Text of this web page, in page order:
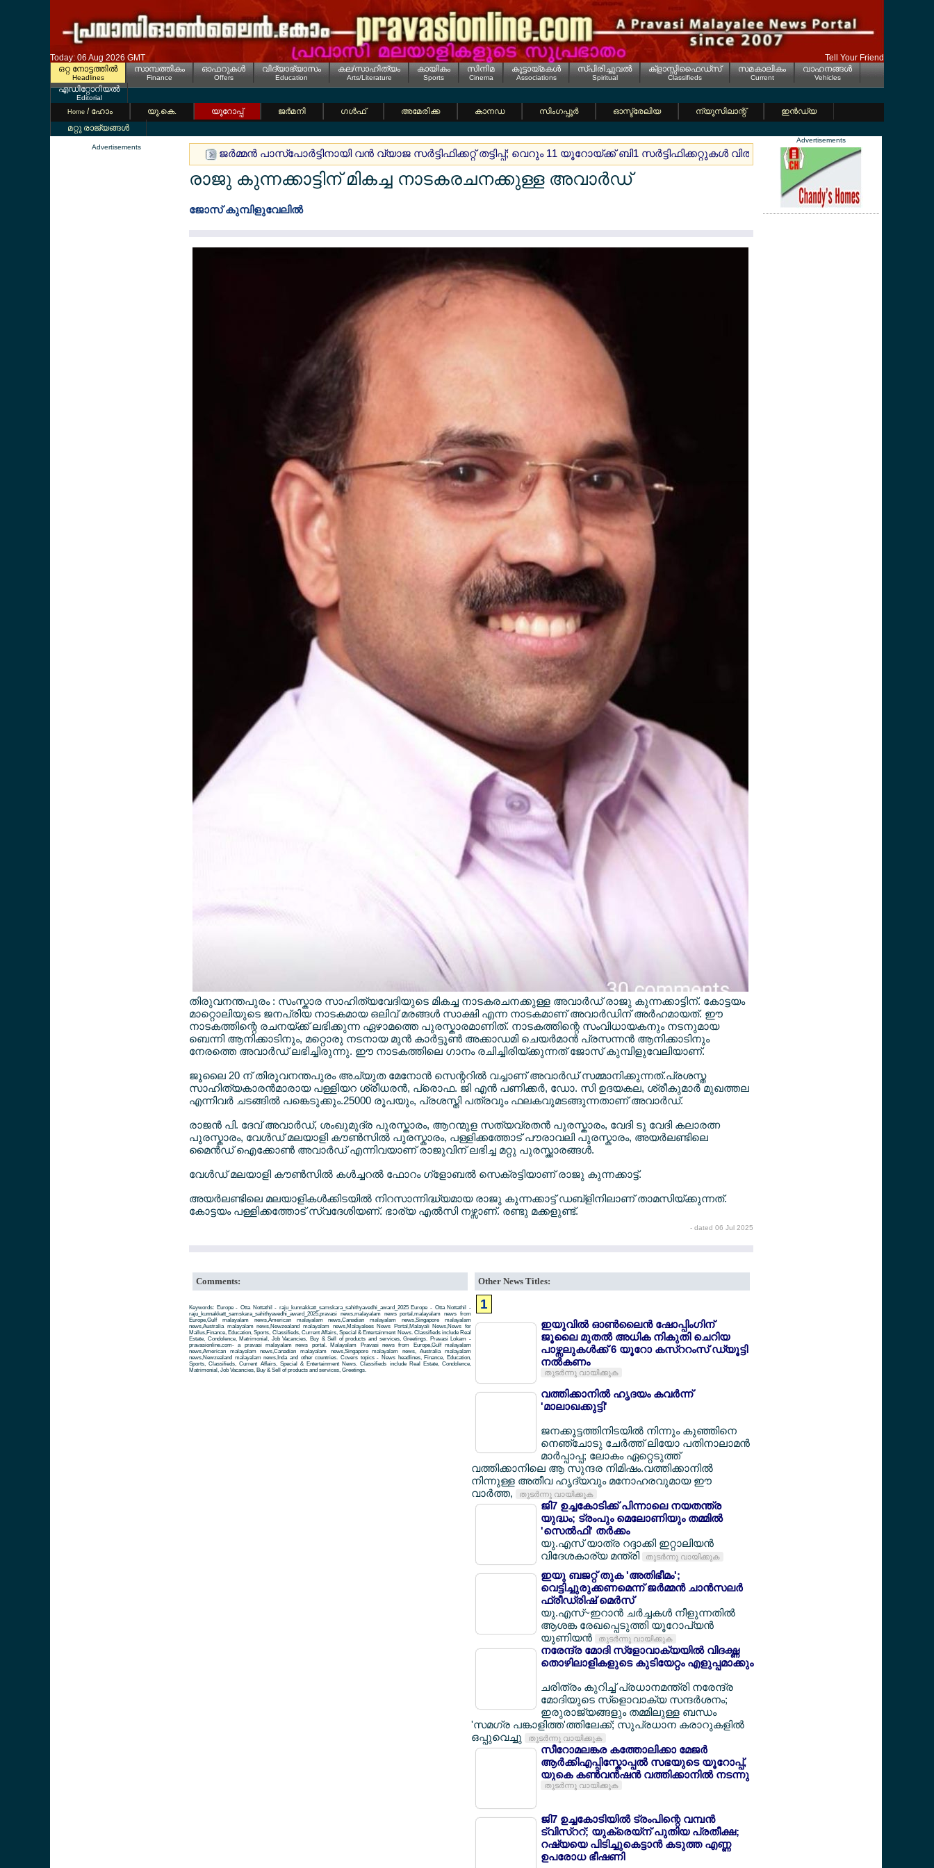
Today: 06 Aug 2026 GMT
Tell Your Friend
ഒറ്റ നോട്ടത്തില്‍
Headlines
സാമ്പത്തികം
Finance
ഓഫറുകള്‍
Offers
വിദ്യാഭ്യാസം
Education
കല/സാഹിത്യം
Arts/Literature
കായികം
Sports
സിനിമ
Cinema
കൂട്ടായ്മകള്‍
Associations
സ്പിരിച്ചുവല്‍
Spiritual
ക്ളാസ്സിഫൈഡ്സ്
Classifieds
സമകാലികം
Current
വാഹനങ്ങള്‍
Vehicles
എഡിറ്റോറിയല്‍
Editorial
Home / ഹോം യൂ.കെ. യൂറോപ്പ് ജര്‍മനി ഗള്‍ഫ് അമേരിക്ക കാനഡ സിംഗപ്പൂര്‍ ഓസ്ട്രേലിയ ന്യൂസിലാന്റ്
ഇന്‍ഡ്യ
മറ്റു രാജ്യങ്ങള്‍
Advertisements
ജര്‍മ്മന്‍ പാസ്പോര്‍ട്ടിനായി വന്‍ വ്യാജ സര്‍ട്ടിഫിക്കറ്റ് തട്ടിപ്പ്; വെറും 11 യൂറോയ്ക്ക് ബി1 സര്‍ട്ടിഫിക്കറ്റുകള്‍ വില്‍പനയ്ക്ക് സ്പെയിനില്‍
രാജു കുന്നക്കാട്ടിന് മികച്ച നാടകരചനക്കുള്ള അവാര്‍ഡ്
ജോസ് കുമ്പിളുവേലില്‍
തിരുവനന്തപുരം : സംസ്കാര സാഹിത്യവേദിയുടെ മികച്ച നാടകരചനക്കുള്ള അവാര്‍ഡ് രാജു കുന്നക്കാട്ടിന്. കോട്ടയം
മാറ്റൊലിയുടെ ജനപ്രിയ നാടകമായ ഒലിവ് മരങ്ങള്‍ സാക്ഷി എന്ന നാടകമാണ് അവാര്‍ഡിന് അര്‍ഹമായത്. ഈ
നാടകത്തിന്റെ രചനയ്ക്ക് ലഭിക്കുന്ന ഏഴാമത്തെ പുരസ്കാരമാണിത്. നാടകത്തിന്റെ സംവിധായകനും നടനുമായ
ബെന്നി ആനിക്കാടിനും, മറ്റൊരു നടനായ മുന്‍ കാര്‍ട്ടൂണ്‍ അക്കാഡമി ചെയര്‍മാന്‍ പ്രസന്നന്‍ ആനിക്കാടിനും
നേരത്തെ അവാര്‍ഡ് ലഭിച്ചിരുന്നു. ഈ നാടകത്തിലെ ഗാനം രചിച്ചിരിയ്ക്കുന്നത് ജോസ് കുമ്പിളുവേലിയാണ്.
ജൂലൈ 20 ന് തിരുവനന്തപുരം അച്യുത മേനോന്‍ സെന്ററില്‍ വച്ചാണ് അവാര്‍ഡ് സമ്മാനിക്കുന്നത്.പ്രശസ്ത
സാഹിത്യകാരന്‍മാരായ പള്ളിയറ ശ്രീധരന്‍, പ്രൊഫ. ജി എന്‍ പണിക്കര്‍, ഡോ. സി ഉദയകല, ശ്രീകുമാര്‍ മുഖത്തല
എന്നിവര്‍ ചടങ്ങില്‍ പങ്കെടുക്കും.25000 രൂപയും, പ്രശസ്തി പത്രവും ഫലകവുമടങ്ങുന്നതാണ് അവാര്‍ഡ്.
രാജന്‍ പി. ദേവ് അവാര്‍ഡ്, ശംഖുമുദ്ര പുരസ്കാരം, ആറന്മുള സത്യവ്രതന്‍ പുരസ്കാരം, വേദി ടു വേദി കലാരത്ന
പുരസ്കാരം, വേള്‍ഡ് മലയാളി കൗണ്‍സില്‍ പുരസ്കാരം, പള്ളിക്കത്തോട് പൗരാവലി പുരസ്കാരം, അയര്‍ലണ്ടിലെ
മൈന്‍ഡ് ഐക്കോണ്‍ അവാര്‍ഡ് എന്നിവയാണ് രാജുവിന് ലഭിച്ച മറ്റു പുരസ്ക്കാരങ്ങള്‍.
വേള്‍ഡ് മലയാളി കൗണ്‍സില്‍ കള്‍ച്ചറല്‍ ഫോറം ഗ്ളോബല്‍ സെക്രട്ടിയാണ് രാജു കുന്നക്കാട്ട്.
അയര്‍ലണ്ടിലെ മലയാളികള്‍ക്കിടയില്‍ നിറസാന്നിദ്ധ്യമായ രാജു കുന്നക്കാട്ട് ഡബ്ളിനിലാണ് താമസിയ്ക്കുന്നത്.
കോട്ടയം പള്ളിക്കത്തോട് സ്വദേശിയണ്. ഭാര്യ എല്‍സി നഴ്സാണ്. രണ്ടു മക്കളുണ്ട്.
- dated 06 Jul 2025
Comments:
Keywords: Europe - Otta Nottathil - raju_kunnakkatt_samskara_sahithyavedhi_award_2025 Europe - Otta Nottathil -
raju_kunnakkatt_samskara_sahithyavedhi_award_2025,pravasi news,malayalam news portal,malayalam news from
Europe,Gulf malayalam news,American malayalam news,Canadian malayalam news,Singapore malayalam
news,Australia malayalam news,Newzealand malayalam news,Malayalees News Portal,Malayali News,News for
Mallus,Finance, Education, Sports, Classifieds, Current Affairs, Special & Entertainment News. Classifieds include Real
Estate, Condolence, Matrimonial, Job Vacancies, Buy & Sell of products and services, Greetings. Pravasi Lokam -
pravasionline.com- a pravasi malayalam news portal. Malayalam Pravasi news from Europe,Gulf malayalam
news,American malayalam news,Canadian malayalam news,Singapore malayalam news, Australia malayalam
news,Newzealand malayalam news,Inda and other countries. Covers topics - News headlines, Finance, Education,
Sports, Classifieds, Current Affairs, Special & Entertainment News. Classifieds include Real Estate, Condolence,
Matrimonial, Job Vacancies, Buy & Sell of products and services, Greetings.
Other News Titles:
1
ഇയുവില്‍ ഓണ്‍ലൈന്‍ ഷോപ്പിംഗിന്
ജൂലൈ മുതല്‍ അധിക നികുതി ചെറിയ
പാഴ്സലുകള്‍ക്ക് 6 യൂറോ കസ്ററംസ് ഡ്യൂട്ടി
നല്‍കണം
തുടര്‍ന്നു വായിക്കുക
വത്തിക്കാനില്‍ ഹൃദയം കവര്‍ന്ന്
'മാലാഖക്കുട്ടി'
ജനക്കൂട്ടത്തിനിടയില്‍ നിന്നും കുഞ്ഞിനെ
നെഞ്ചോടു ചേര്‍ത്ത് ലിയോ പതിനാലാമന്‍
മാര്‍പ്പാപ്പ; ലോകം ഏറ്റെടുത്ത്
വത്തിക്കാനിലെ ആ സുന്ദര നിമിഷം.വത്തിക്കാനില്‍
നിന്നുള്ള അതീവ ഹൃദ്യവും മനോഹരവുമായ ഈ
വാര്‍ത്ത,
തുടര്‍ന്നു വായിക്കുക
ജി7 ഉച്ചകോടിക്ക് പിന്നാലെ നയതന്ത്ര
യുദ്ധം; ട്രംപും മെലോണിയും തമ്മില്‍
'സെല്‍ഫി' തര്‍ക്കം
യു.എസ് യാത്ര റദ്ദാക്കി ഇറ്റാലിയന്‍
വിദേശകാര്യ മന്ത്രി
തുടര്‍ന്നു വായിക്കുക
ഇയു ബജറ്റ് തുക 'അതിഭീമം';
വെട്ടിച്ചുരുക്കണമെന്ന് ജര്‍മ്മന്‍ ചാന്‍സലര്‍
ഫ്രീഡ്രിഷ് മെര്‍സ്
യു.എസ്~ഇറാന്‍ ചര്‍ച്ചകള്‍ നീളുന്നതില്‍
ആശങ്ക രേഖപ്പെടുത്തി യൂറോപ്യന്‍
യൂണിയന്‍
തുടര്‍ന്നു വായിക്കുക
നരേന്ദ്ര മോദി സ്ളോവാക്യയില്‍ വിദഗ്ദ്ധ
തൊഴിലാളികളുടെ കുടിയേറ്റം എളുപ്പമാക്കും
ചരിത്രം കുറിച്ച് പ്രധാനമന്ത്രി നരേന്ദ്ര
മോദിയുടെ സ്ളൊവാക്യ സന്ദര്‍ശനം;
ഇരുരാജ്യങ്ങളും തമ്മിലുള്ള ബന്ധം
'സമഗ്ര പങ്കാളിത്ത'ത്തിലേക്ക്; സുപ്രധാന കരാറുകളില്‍
ഒപ്പുവെച്ചു
തുടര്‍ന്നു വായിക്കുക
സീറോമലങ്കര കത്തോലിക്കാ മേജര്‍
ആര്‍ക്കിഎപ്പിസ്കോപ്പല്‍ സഭയുടെ യൂറോപ്പ്,
യുകെ കണ്‍വന്‍ഷന്‍ വത്തിക്കാനില്‍ നടന്നു
തുടര്‍ന്നു വായിക്കുക
ജി7 ഉച്ചകോടിയില്‍ ട്രംപിന്റെ വമ്പന്‍
ട്വിസ്ററ്; യുക്രെയ്ന് പുതിയ പ്രതീക്ഷ;
റഷ്യയെ പിടിച്ചുകെട്ടാന്‍ കടുത്ത എണ്ണ
ഉപരോധ ഭീഷണി
Advertisements